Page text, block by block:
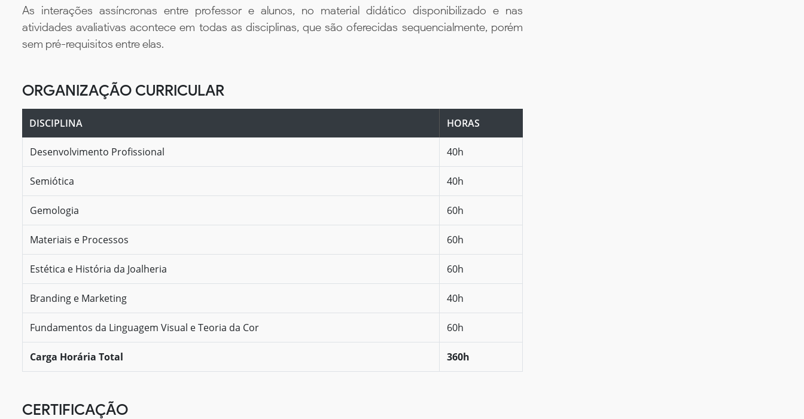
As interações assíncronas entre professor e alunos, no material didático disponibilizado e nas
atividades avaliativas acontece em todas as disciplinas, que são oferecidas sequencialmente, porém
sem pré-requisitos entre elas.
ORGANIZAÇÃO CURRICULAR
DISCIPLINA HORAS
Desenvolvimento Profissional 40h
Semiótica 40h
Gemologia 60h
Materiais e Processos 60h
Estética e História da Joalheria 60h
Branding e Marketing 40h
Fundamentos da Linguagem Visual e Teoria da Cor 60h
Carga Horária Total 360h
CERTIFICAÇÃO